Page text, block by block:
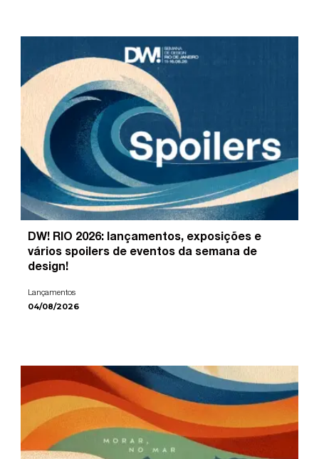
DW! RIO 2026: lançamentos, exposições e
vários spoilers de eventos da semana de
design!
Lançamentos
04/08/2026